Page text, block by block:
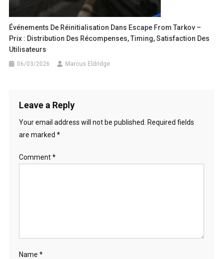
Événements De Réinitialisation Dans Escape From Tarkov –
Prix : Distribution Des Récompenses, Timing, Satisfaction Des
Utilisateurs
06/03/2026 Marcus Eldridge
Leave a Reply
Your email address will not be published.
Required fields
are marked *
Comment*
Name *